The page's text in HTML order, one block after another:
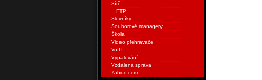
Sítě
FTP
Slovníky
Souborové managery
Škola
Video přehrávače
VoIP
Vypalování
Vzdálená správa
Yahoo.com